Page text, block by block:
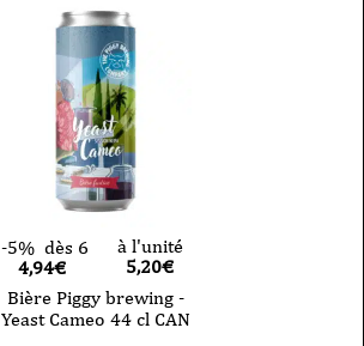
-5% dès 6
4,94€
à l'unité
5,20€
Bière Piggy brewing -
Yeast Cameo 44 cl CAN